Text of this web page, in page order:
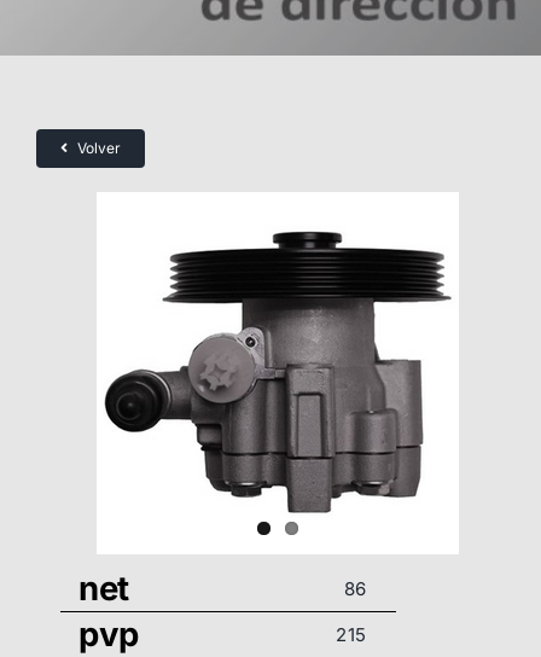
Volver
net 86
pvp 215